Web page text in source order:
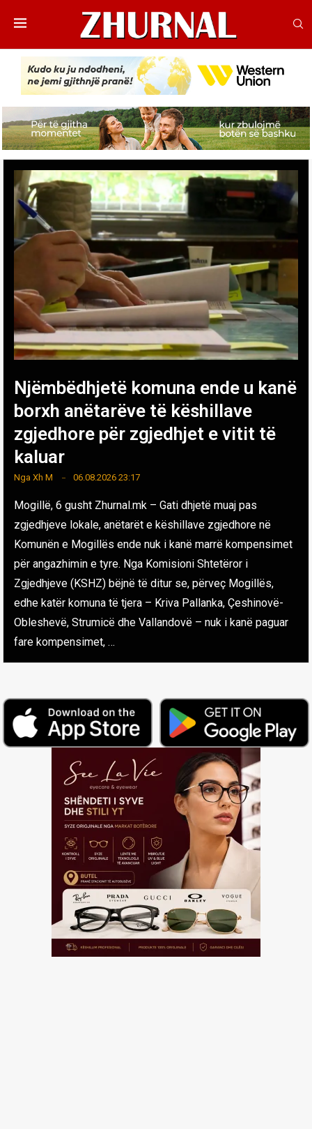
Njëmbëdhjetë komuna ende u kanë
borxh anëtarëve të këshillave
zgjedhore për zgjedhjet e vitit të
kaluar
Nga Xh M 06.08.2026 23:17
Mogillë, 6 gusht Zhurnal.mk – Gati dhjetë muaj pas
zgjedhjeve lokale, anëtarët e këshillave zgjedhore në
Komunën e Mogillës ende nuk i kanë marrë kompensimet
për angazhimin e tyre. Nga Komisioni Shtetëror i
Zgjedhjeve (KSHZ) bëjnë të ditur se, përveç Mogillës,
edhe katër komuna të tjera – Kriva Pallanka, Çeshinovë-
Obleshevë, Strumicë dhe Vallandovë – nuk i kanë paguar
fare kompensimet, …